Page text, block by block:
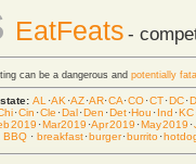
EatFeats -
can be a dangerous and potentially
state: AL ·AK ·AZ·AR·CA·CO·CT·DC·
·Cin ·Cle ·Dal·Den ·Det·Hou ·Ind ·KC
2019 ·Mar 2019 ·Apr 2019 ·May 2019 ·
BBQ · breakfast·burger·burrito·hot